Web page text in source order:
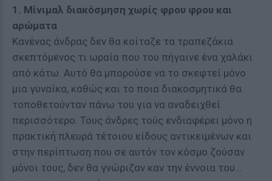
1. Μίνιμαλ διακόσμηση χωρίς φρου φρου και
αρώματα
Κανένας άνδρας δεν θα κοίταζε τα τραπεζάκια
σκεπτόμενος τι ωραία που του πήγαινε ένα χαλάκι
από κάτω. Αυτό θα μπορούσε να το σκεφτεί μόνο
μια γυναίκα, καθώς και το ποια διακοσμητικά θα
τοποθετούνταν πάνω του για να αναδειχθεί
περισσότερο. Τους άνδρες τούς ενδιαφέρει μόνο η
πρακτική πλευρά τέτοιου είδους αντικειμένων και
στην περίπτωση που σε αυτόν τον κόσμο ζούσαν
μόνοι τους, δεν θα γνώριζαν καν την έννοια του...